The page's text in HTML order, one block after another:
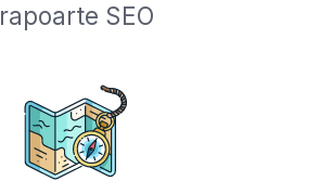
rapoarte SEO